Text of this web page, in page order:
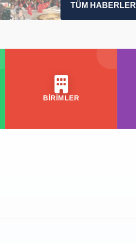
TÜM HABERLER
BİRİMLER